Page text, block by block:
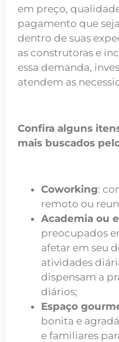
em preço,
pagamento que
dentro de suas
as construtoras e
essa demanda,
atendem as
Confira alguns
mais buscados
Coworking:
remoto ou
Academia ou
preocupados
afetar em seu
atividades
dispensam a
diários;
Espaço
bonita e
e familiares